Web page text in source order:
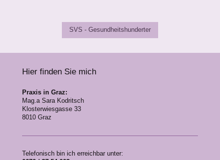
SVS - Gesundheitshunderter
Hier finden Sie mich
Praxis in Graz:
Mag.a Sara Kodritsch
Klosterwiesgasse 33
8010 Graz
Telefonisch bin ich erreichbar unter: